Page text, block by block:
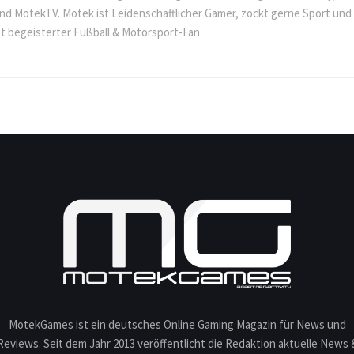
MotekTV. Motek ist Leidenschaftlicher Gamer, zockt gerne Sport
begeisterter Fußball & Motorsport-Fan.
MotekGames ist ein deutsches Online Gaming Magazin für News und
Seit dem Jahr 2013 veröffentlicht die Redaktion aktuelle News